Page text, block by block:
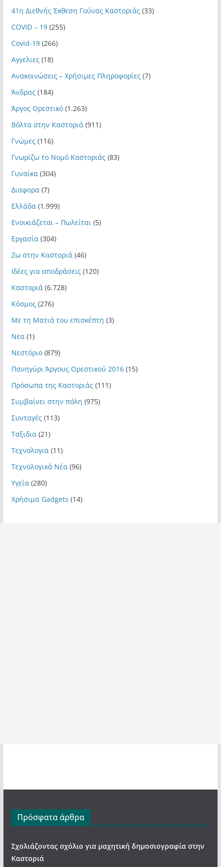
41η Διεθνής Έκθεση Γούνας Καστοριάς(33)
COVID – 19(255)
Covid-19(266)
Αγγελιες(18)
Ανακοινώσεις – Χρήσιμες Πληροφορίες(7)
Άνδρας(184)
Άργος Ορεστικό(1.263)
Βόλτα στην Καστοριά(911)
Γνώμες(116)
Γνωρίζω το Νομό Καστοριάς(83)
Γυναίκα(304)
Διαφορα(7)
Ελλάδα(1.999)
Ενοικιάζεται – Πωλείται(5)
Εργασία(304)
Ζω στην Καστοριά(46)
Ιδέες για αποδράσεις(120)
Καστοριά(6.728)
Κόσμος(276)
Με τη Ματιά του επισκέπτη (3)
Νεα(1)
Νεστόριο(879)
Πανηγύρι Άργους Ορεστικού 2016(15)
Πρόσωπα της Καστοριάς(111)
Συμβαίνει στην πόλη (975)
Συνταγές(113)
Ταξιδια(21)
Τεχνολογια(11)
Τεχνολογικά Νέα(96)
Υγεία(280)
Χρήσιμα Gadgets (14)
Πρόσφατα άρθρα
Σχολιάζοντας σχόλιο για μαχητική δημοσιογραφία στην
Καστοριά